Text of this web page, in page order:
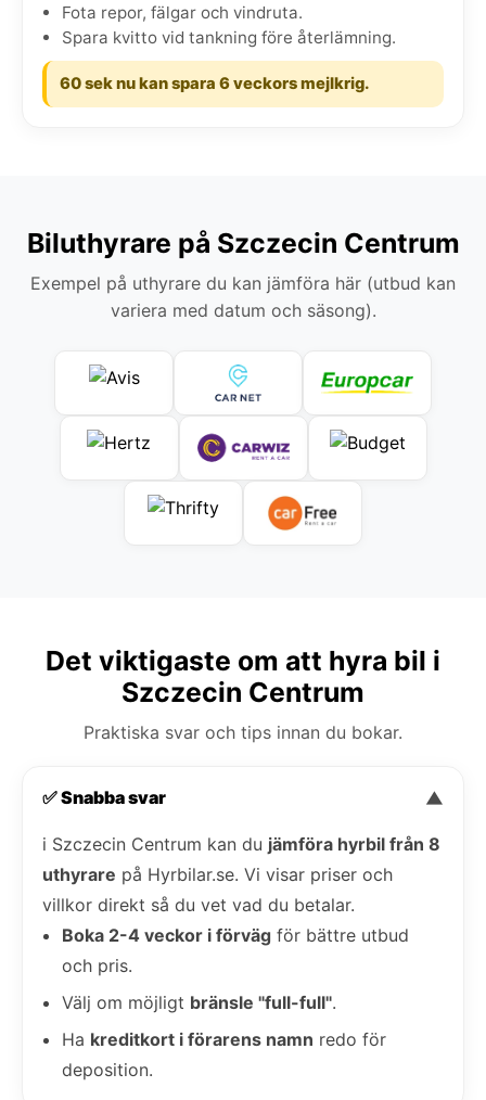
Fota repor, fälgar och vindruta.
Spara kvitto vid tankning före återlämning.
60 sek nu kan spara 6 veckors mejlkrig.
Biluthyrare på Szczecin Centrum
Exempel på uthyrare du kan jämföra här (utbud kan
variera med datum och säsong).
Det viktigaste om att hyra bil i
Szczecin Centrum
Praktiska svar och tips innan du bokar.
✅ Snabba svar ▼
i Szczecin Centrum kan du jämföra hyrbil från 8
uthyrare på Hyrbilar.se. Vi visar priser och
villkor direkt så du vet vad du betalar.
Boka 2-4 veckor i förväg för bättre utbud
och pris.
Välj om möjligt bränsle "full-full".
Ha kreditkort i förarens namn redo för
deposition.